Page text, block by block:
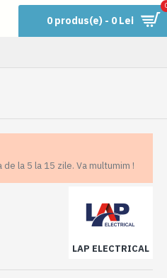
0 produs(e) - 0 Lei
la 5 la 15 zile. Va multumim !
LAP ELECTRICAL